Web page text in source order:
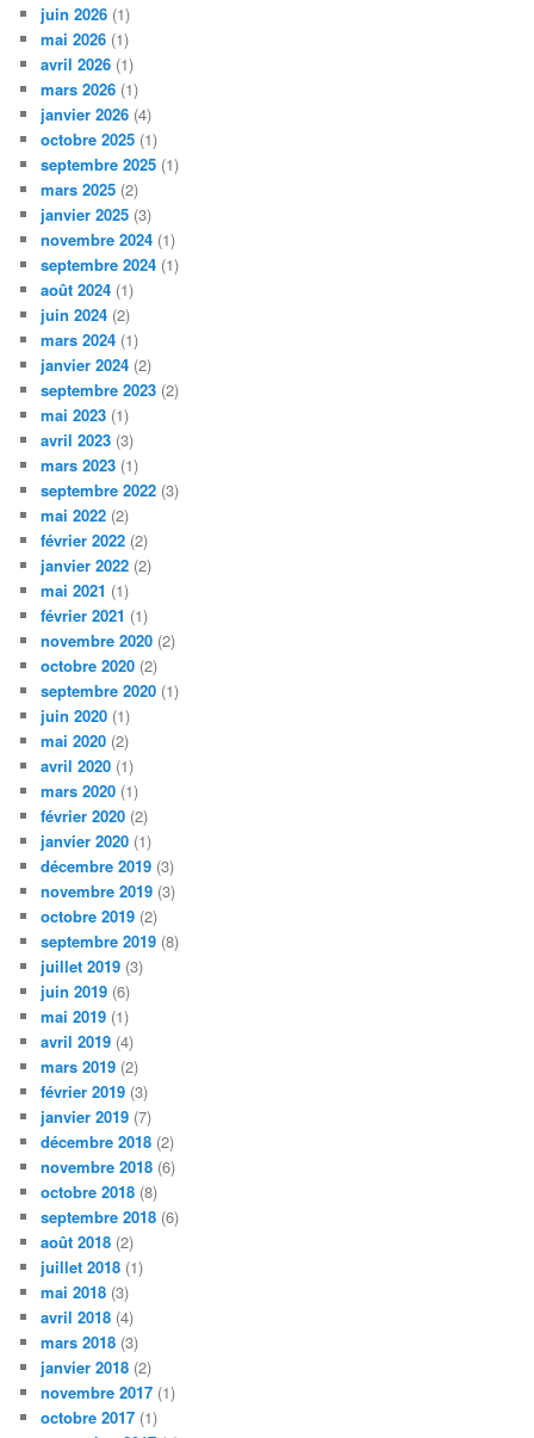
juin 2026 (1)
mai 2026 (1)
avril 2026 (1)
mars 2026 (1)
janvier 2026 (4)
octobre 2025 (1)
septembre 2025 (1)
mars 2025 (2)
janvier 2025 (3)
novembre 2024 (1)
septembre 2024 (1)
août 2024 (1)
juin 2024 (2)
mars 2024 (1)
janvier 2024 (2)
septembre 2023 (2)
mai 2023 (1)
avril 2023 (3)
mars 2023 (1)
septembre 2022 (3)
mai 2022 (2)
février 2022 (2)
janvier 2022 (2)
mai 2021 (1)
février 2021 (1)
novembre 2020 (2)
octobre 2020 (2)
septembre 2020 (1)
juin 2020 (1)
mai 2020 (2)
avril 2020 (1)
mars 2020 (1)
février 2020 (2)
janvier 2020 (1)
décembre 2019 (3)
novembre 2019 (3)
octobre 2019 (2)
septembre 2019 (8)
juillet 2019 (3)
juin 2019 (6)
mai 2019 (1)
avril 2019 (4)
mars 2019 (2)
février 2019 (3)
janvier 2019 (7)
décembre 2018 (2)
novembre 2018 (6)
octobre 2018 (8)
septembre 2018 (6)
août 2018 (2)
juillet 2018 (1)
mai 2018 (3)
avril 2018 (4)
mars 2018 (3)
janvier 2018 (2)
novembre 2017 (1)
octobre 2017 (1)